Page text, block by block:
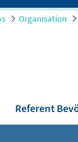
Organisation
Referent